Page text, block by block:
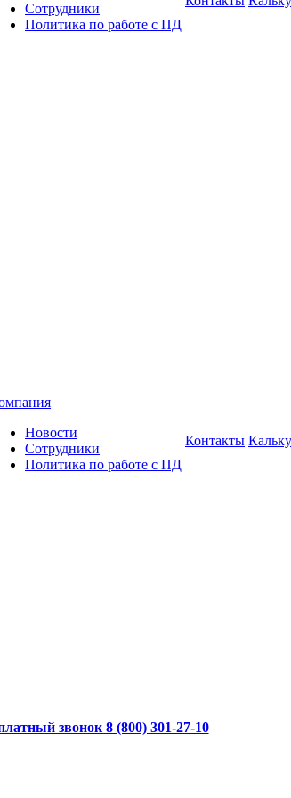
Сотрудники
Политика по работе с ПД
Новости
Сотрудники
Политика по работе с ПД
Контакты
звонок 8 (800) 301-27-10